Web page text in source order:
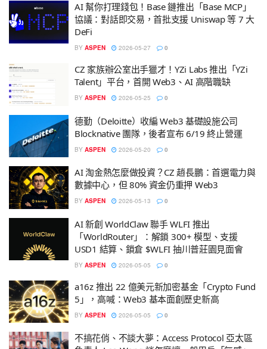
AI 幫你打理錢包！Base 鏈推出「Base MCP」
協議：對話即交易，首批支援 Uniswap 等 7 大
DeFi
BY ASPEN 2026-05-27 0
CZ 家族辦公室出手獵才！YZi Labs 推出「YZi
Talent」平台，首開 Web3、AI 高階職缺
BY ASPEN 2026-05-25 0
德勤（Deloitte）收編 Web3 基礎設施公司
Blocknative 團隊，後者宣布 6/19 終止營運
BY ASPEN 2026-05-20 0
AI 淘金熱怎麼做投資？CZ 趙長鵬：首選電力與
數據中心，但 80% 資金仍重押 Web3
BY ASPEN 2026-05-13 0
AI 新創 WorldClaw 聯手 WLFI 推出
「WorldRouter」：解鎖 300+ 模型、支援
USD1 結算、鎖倉 $WLFI 抽川普莊園見面會
BY ASPEN 2026-05-05 0
a16z 推出 22 億美元新加密基金「Crypto Fund
5」，高喊：Web3 基本面創歷史新高
BY ASPEN 2026-05-05 0
不搞花俏、不談大夢：Access Protocol 亞太區